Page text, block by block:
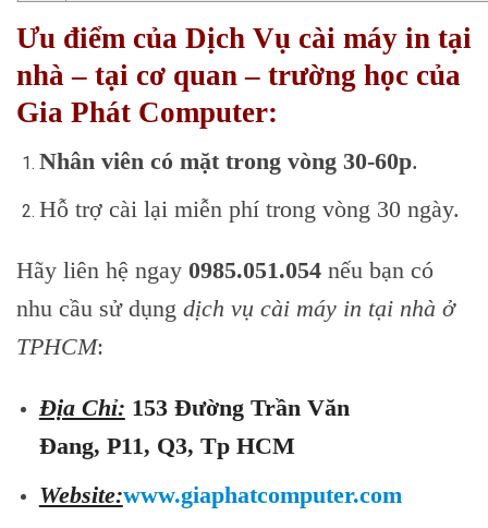
Ưu điểm của Dịch Vụ cài máy in tại
nhà – tại cơ quan – trường học của
Gia Phát Computer:
Nhân viên có mặt trong vòng 30-60p.
Hỗ trợ cài lại miễn phí trong vòng 30 ngày.
Hãy liên hệ ngay 0985.051.054 nếu bạn có
nhu cầu sử dụng dịch vụ cài máy in tại nhà ở
TPHCM:
Địa Chỉ: 153 Đường Trần Văn
Đang, P11, Q3, Tp HCM
Website:www.giaphatcomputer.com